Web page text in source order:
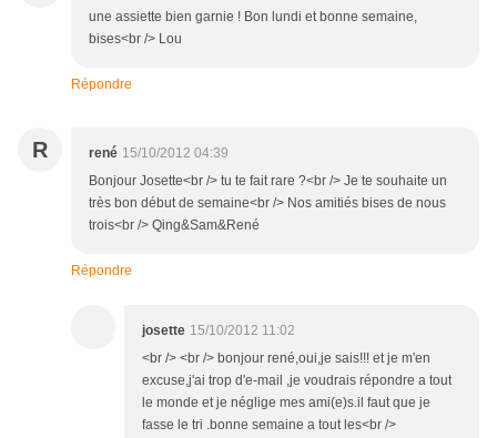
une assiette bien garnie ! Bon lundi et bonne semaine,
bises<br /> Lou
Répondre
R rené 15/10/2012 04:39
Bonjour Josette<br /> tu te fait rare ?<br /> Je te souhaite un
très bon début de semaine<br /> Nos amitiés bises de nous
trois<br /> Qing&Sam&René
Répondre
josette 15/10/2012 11:02
<br /> <br /> bonjour rené,oui,je sais!!! et je m'en
excuse,j'ai trop d'e-mail ,je voudrais répondre a tout
le monde et je néglige mes ami(e)s.il faut que je
fasse le tri .bonne semaine a tout les<br />